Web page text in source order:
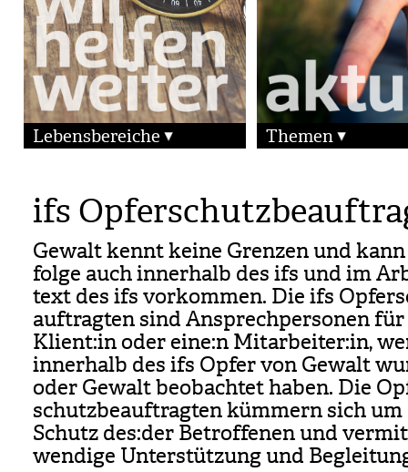
Lebensbereiche Themen
ifs
Gewalt kennt keine Gren­zen und
folge auch inner­halb des ifs und im
text des ifs vor­kom­men. Die ifs
auf­trag­ten sind Ansprech­per­so­nen für
Kli­ent:in oder eine:n Mit­ar­bei­ter:in,
inner­halb des ifs Opfer von Gewalt
oder Gewalt beob­ach­tet haben. Die
schutz­be­auf­trag­ten küm­mern sich um
Schutz des:der Betrof­fe­nen und
wen­dige Unter­stüt­zung und